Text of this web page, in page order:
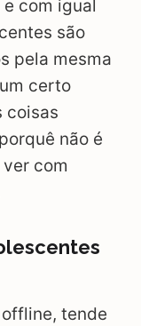
com igual
são
pela mesma
certo
coisas
não é
com
tende